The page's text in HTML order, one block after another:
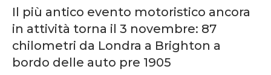
Il più antico evento motoristico ancora
in attività torna il 3 novembre: 87
chilometri da Londra a Brighton a
bordo delle auto pre 1905